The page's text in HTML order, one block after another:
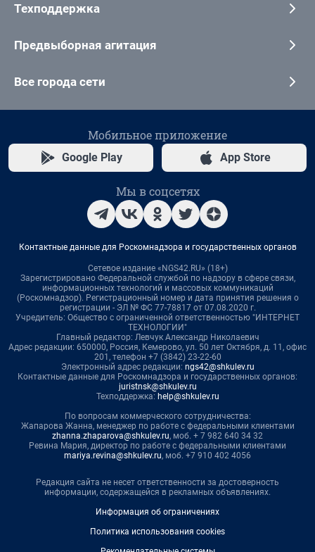
Техподдержка
Предвыборная агитация
Все города сети
Мобильное приложение
Google Play App Store
Мы в соцсетях
Контактные данные для Роскомнадзора и государственных органов
Сетевое издание «NGS42.RU» (18+)
Зарегистрировано Федеральной службой по надзору в сфере связи,
информационных технологий и массовых коммуникаций
(Роскомнадзор). Регистрационный номер и дата принятия решения о
регистрации - ЭЛ № ФС 77-78817 от 07.08.2020 г.
Учредитель: Общество с ограниченной ответственностью "ИНТЕРНЕТ
ТЕХНОЛОГИИ"
Главный редактор: Левчук Александр Николаевич
Адрес редакции: 650000, Россия, Кемерово, ул. 50 лет Октября, д. 11, офис
201, телефон +7 (3842) 23-22-60
Электронный адрес редакции: ngs42@shkulev.ru
Контактные данные для Роскомнадзора и государственных органов:
juristnsk@shkulev.ru
Техподдержка: help@shkulev.ru
По вопросам коммерческого сотрудничества:
Жапарова Жанна, менеджер по работе с федеральными клиентами
zhanna.zhaparova@shkulev.ru, моб. + 7 982 640 34 32
Ревина Мария, директор по работе с федеральными клиентами
mariya.revina@shkulev.ru, моб. +7 910 402 4056
Редакция сайта не несет ответственности за достоверность
информации, содержащейся в рекламных объявлениях.
Информация об ограничениях
Политика использования cookies